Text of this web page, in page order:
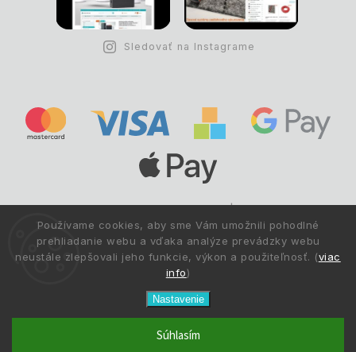
Používame cookies, aby sme Vám umožnili pohodlné
prehliadanie webu a vďaka analýze prevádzky webu
neustále zlepšovali jeho funkcie, výkon a použiteľnosť. (viac
info)
Nastavenie
Súhlasím
Sledovať na Instagrame
Copyright © 1993 -2026 Deltastav.sk|
.
Všetky práva vyhradené.